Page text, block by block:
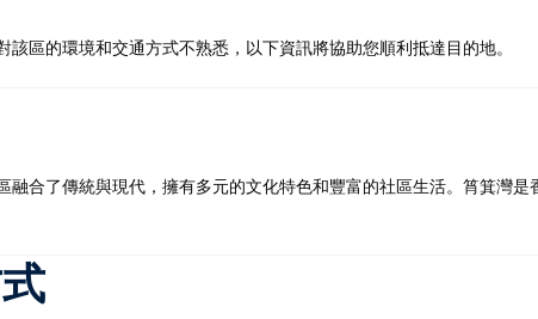
區的環境和交通方式不熟悉，以下資訊將協助您順利抵達目的地。​
合了傳統與現代，擁有多元的文化特色和豐富的社區生活。筲箕灣